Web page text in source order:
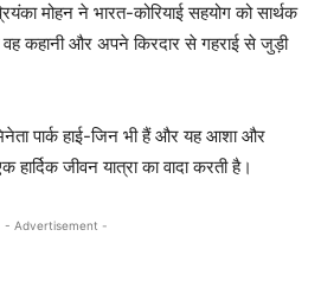
मोहन ने भारत-कोरियाई सहयोग को सार्थक
कहानी और अपने किरदार से गहराई से जुड़ी
पार्क हाई-जिन भी हैं और यह आशा और
जीवन यात्रा का वादा करती है।
- Advertisement -